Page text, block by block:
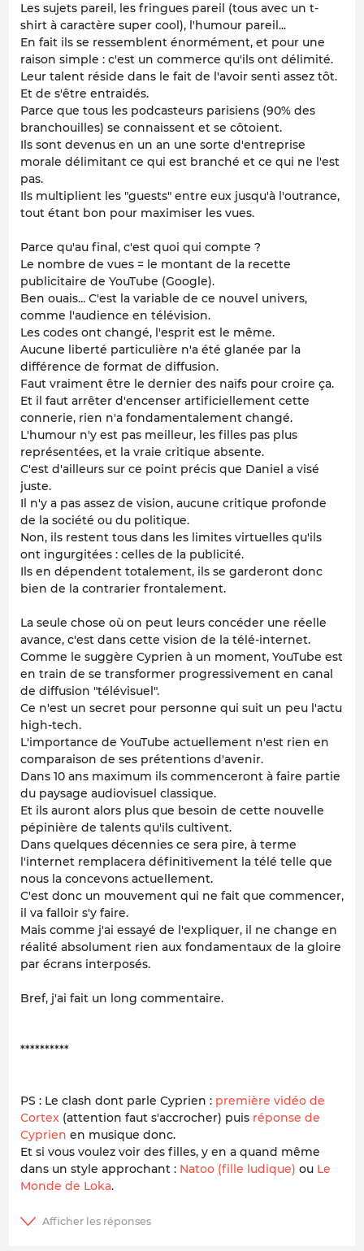
Les sujets pareil, les fringues pareil (tous avec un t-
shirt à caractère super cool), l'humour pareil...
En fait ils se ressemblent énormément, et pour une
raison simple : c'est un commerce qu'ils ont délimité.
Leur talent réside dans le fait de l'avoir senti assez tôt.
Et de s'être entraidés.
Parce que tous les podcasteurs parisiens (90% des
branchouilles) se connaissent et se côtoient.
Ils sont devenus en un an une sorte d'entreprise
morale délimitant ce qui est branché et ce qui ne l'est
pas.
Ils multiplient les "guests" entre eux jusqu'à l'outrance,
tout étant bon pour maximiser les vues.
Parce qu'au final, c'est quoi qui compte ?
Le nombre de vues = le montant de la recette
publicitaire de YouTube (Google).
Ben ouais... C'est la variable de ce nouvel univers,
comme l'audience en télévision.
Les codes ont changé, l'esprit est le même.
Aucune liberté particulière n'a été glanée par la
différence de format de diffusion.
Faut vraiment être le dernier des naïfs pour croire ça.
Et il faut arrêter d'encenser artificiellement cette
connerie, rien n'a fondamentalement changé.
L'humour n'y est pas meilleur, les filles pas plus
représentées, et la vraie critique absente.
C'est d'ailleurs sur ce point précis que Daniel a visé
juste.
Il n'y a pas assez de vision, aucune critique profonde
de la société ou du politique.
Non, ils restent tous dans les limites virtuelles qu'ils
ont ingurgitées : celles de la publicité.
Ils en dépendent totalement, ils se garderont donc
bien de la contrarier frontalement.
La seule chose où on peut leurs concéder une réelle
avance, c'est dans cette vision de la télé-internet.
Comme le suggère Cyprien à un moment, YouTube est
en train de se transformer progressivement en canal
de diffusion "télévisuel".
Ce n'est un secret pour personne qui suit un peu l'actu
high-tech.
L'importance de YouTube actuellement n'est rien en
comparaison de ses prétentions d'avenir.
Dans 10 ans maximum ils commenceront à faire partie
du paysage audiovisuel classique.
Et ils auront alors plus que besoin de cette nouvelle
pépinière de talents qu'ils cultivent.
Dans quelques décennies ce sera pire, à terme
l'internet remplacera définitivement la télé telle que
nous la concevons actuellement.
C'est donc un mouvement qui ne fait que commencer,
il va falloir s'y faire.
Mais comme j'ai essayé de l'expliquer, il ne change en
réalité absolument rien aux fondamentaux de la gloire
par écrans interposés.
Bref, j'ai fait un long commentaire.
**********
PS : Le clash dont parle Cyprien : première vidéo de
Cortex (attention faut s'accrocher) puis réponse de
Cyprien en musique donc.
Et si vous voulez voir des filles, y en a quand même
dans un style approchant : Natoo (fille ludique) ou Le
Monde de Loka.